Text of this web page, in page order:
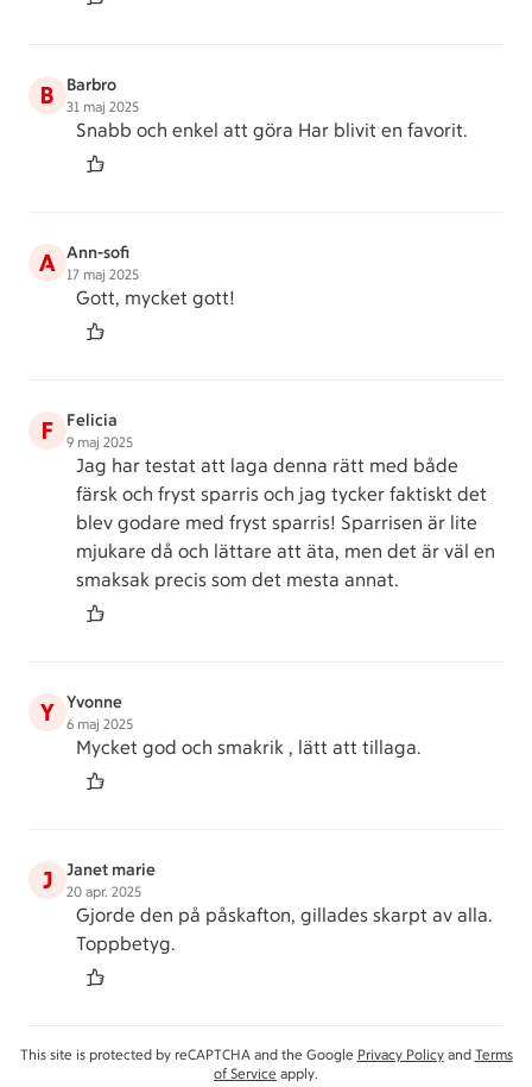
B Barbro
31 maj 2025
Snabb och enkel att göra Har blivit en favorit.
A Ann-sofi
17 maj 2025
Gott, mycket gott!
F Felicia
9 maj 2025
Jag har testat att laga denna rätt med både
färsk och fryst sparris och jag tycker faktiskt det
blev godare med fryst sparris! Sparrisen är lite
mjukare då och lättare att äta, men det är väl en
smaksak precis som det mesta annat.
Y Yvonne
6 maj 2025
Mycket god och smakrik , lätt att tillaga.
J Janet marie
20 apr. 2025
Gjorde den på påskafton, gillades skarpt av alla.
Toppbetyg.
This site is protected by reCAPTCHA and the Google Privacy Policyand Terms
of Service apply.